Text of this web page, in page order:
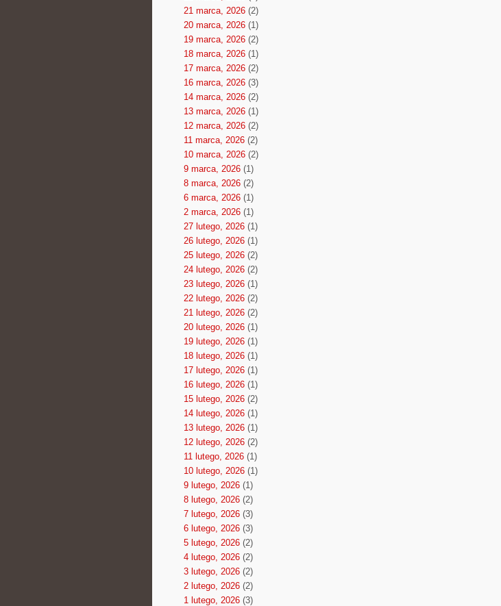
21 marca, 2026(2)
20 marca, 2026(1)
19 marca, 2026(2)
18 marca, 2026(1)
17 marca, 2026(2)
16 marca, 2026(3)
14 marca, 2026(2)
13 marca, 2026(1)
12 marca, 2026(2)
11 marca, 2026(2)
10 marca, 2026(2)
9 marca, 2026(1)
8 marca, 2026(2)
6 marca, 2026(1)
2 marca, 2026(1)
27 lutego, 2026(1)
26 lutego, 2026(1)
25 lutego, 2026(2)
24 lutego, 2026(2)
23 lutego, 2026(1)
22 lutego, 2026(2)
21 lutego, 2026(2)
20 lutego, 2026(1)
19 lutego, 2026(1)
18 lutego, 2026(1)
17 lutego, 2026(1)
16 lutego, 2026(1)
15 lutego, 2026(2)
14 lutego, 2026(1)
13 lutego, 2026(1)
12 lutego, 2026(2)
11 lutego, 2026(1)
10 lutego, 2026(1)
9 lutego, 2026(1)
8 lutego, 2026(2)
7 lutego, 2026(3)
6 lutego, 2026(3)
5 lutego, 2026(2)
4 lutego, 2026(2)
3 lutego, 2026(2)
2 lutego, 2026(2)
1 lutego, 2026(3)